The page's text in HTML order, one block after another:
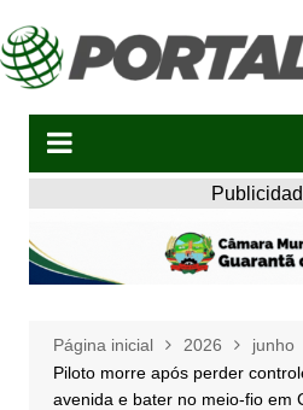
para
o
Página inicial 2026 junho
Piloto morre após perder
avenida e bater no meio-fio em